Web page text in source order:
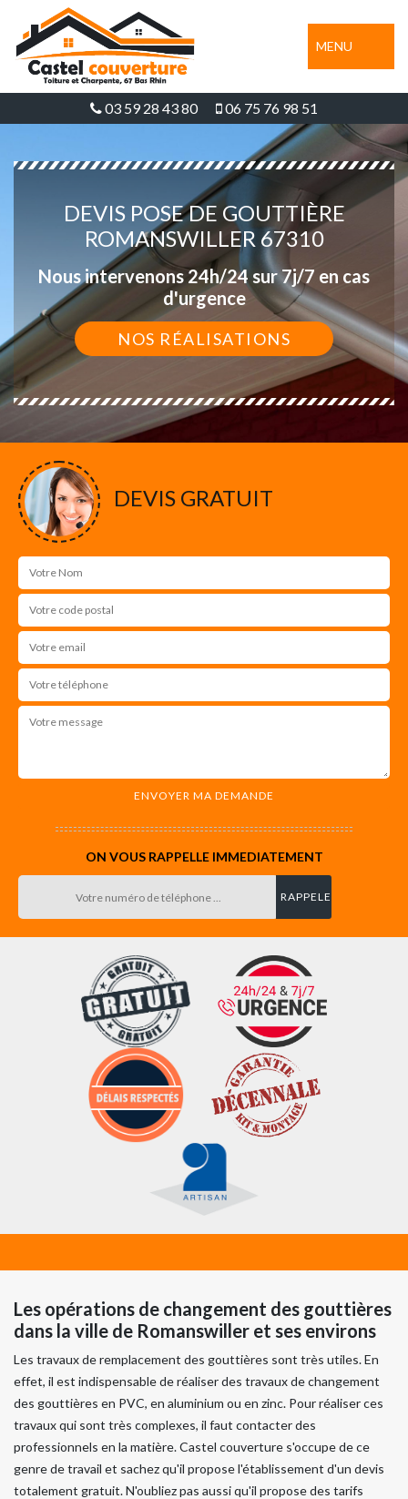
MENU
03 59 28 43 80 06 75 76 98 51
DEVIS POSE DE GOUTTIÈRE
ROMANSWILLER 67310
Nous intervenons 24h/24 sur 7j/7 en cas
d'urgence
NOS RÉALISATIONS
DEVIS GRATUIT
ON VOUS RAPPELLE IMMEDIATEMENT
Les opérations de changement des gouttières
dans la ville de Romanswiller et ses environs
Les travaux de remplacement des gouttières sont très utiles. En
effet, il est indispensable de réaliser des travaux de changement
des gouttières en PVC, en aluminium ou en zinc. Pour réaliser ces
travaux qui sont très complexes, il faut contacter des
professionnels en la matière. Castel couverture s'occupe de ce
genre de travail et sachez qu'il propose l'établissement d'un devis
totalement gratuit. N'oubliez pas aussi qu'il propose des tarifs